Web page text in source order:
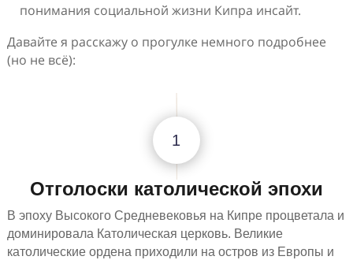
понимания социальной жизни Кипра инсайт.
Давайте я расскажу о прогулке немного подробнее
(но не всё):
1
Отголоски католической эпохи
В эпоху Высокого Средневековья на Кипре процветала и
доминировала Католическая церковь. Великие
католические ордена приходили на остров из Европы и